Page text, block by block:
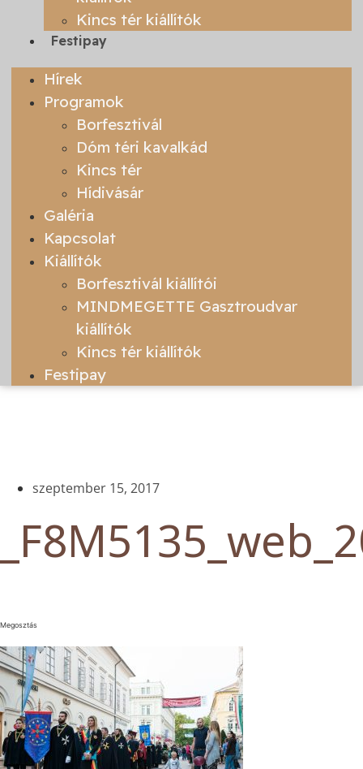
Kincs tér kiállítók
Festipay
Hírek
Programok
Borfesztivál
Dóm téri kavalkád
Kincs tér
Hídivásár
Galéria
Kapcsolat
Kiállítók
Borfesztivál kiállítói
MINDMEGETTE Gasztroudvar
kiállítók
Kincs tér kiállítók
Festipay
szeptember 15, 2017
Megosztás